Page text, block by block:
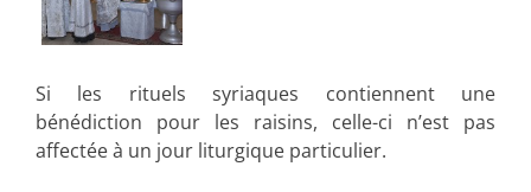
Si les rituels syriaques contiennent une
bénédiction pour les raisins, celle-ci n’est pas
affectée à un jour liturgique particulier.